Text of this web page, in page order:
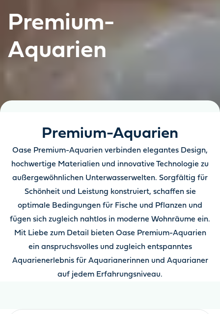
Premium-
Aquarien
Premium-Aquarien
Oase Premium-Aquarien verbinden elegantes Design,
hochwertige Materialien und innovative Technologie zu
außergewöhnlichen Unterwasserwelten. Sorgfältig für
Schönheit und Leistung konstruiert, schaffen sie
optimale Bedingungen für Fische und Pflanzen und
fügen sich zugleich nahtlos in moderne Wohnräume ein.
Mit Liebe zum Detail bieten Oase Premium-Aquarien
ein anspruchsvolles und zugleich entspanntes
Aquarienerlebnis für Aquarianerinnen und Aquarianer
auf jedem Erfahrungsniveau.